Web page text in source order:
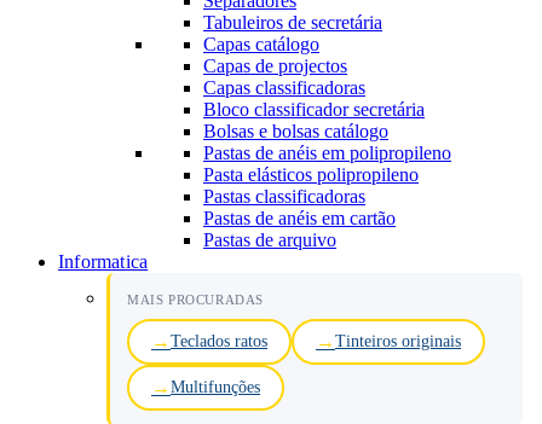
Tabuleiros de secretária
Capas catálogo
Capas de projectos
Capas classificadoras
Bloco classificador secretária
Bolsas e bolsas catálogo
Pastas de anéis em polipropileno
Pasta elásticos polipropileno
Pastas classificadoras
Pastas de anéis em cartão
Pastas de arquivo
Informatica
MAIS PROCURADAS
Teclados ratos Tinteiros originais
Multifunções